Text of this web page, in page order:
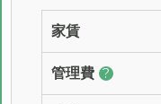
家賃
管理費 ?